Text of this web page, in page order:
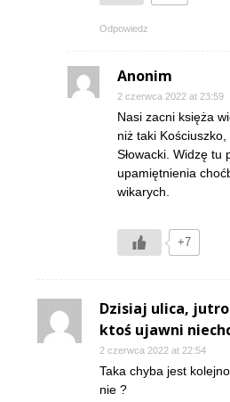
Odpowiedz
Anonim
2 czerwca 2022 at 23:59
Nasi zacni księża
niż taki
Słowacki. Widzę tu
upamiętnienia
wikarych.
+7
Dzisiaj ulica,
ktoś ujawni
2 czerwca 2022 at 22:54
Taka chyba jest
nie ?